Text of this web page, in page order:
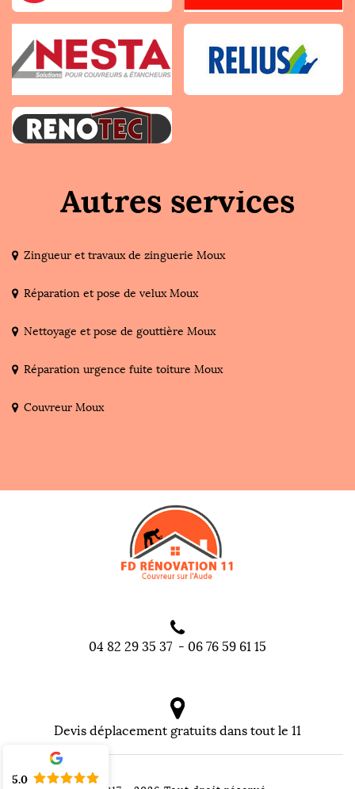
Autres services
Zingueur et travaux de zinguerie Moux
Réparation et pose de velux Moux
Nettoyage et pose de gouttière Moux
Réparation urgence fuite toiture Moux
Couvreur Moux
04 82 29 35 37 - 06 76 59 61 15
Devis déplacement gratuits dans tout le 11
5.0